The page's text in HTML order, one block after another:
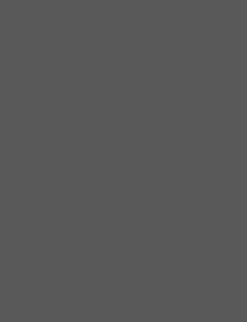
Artisti al